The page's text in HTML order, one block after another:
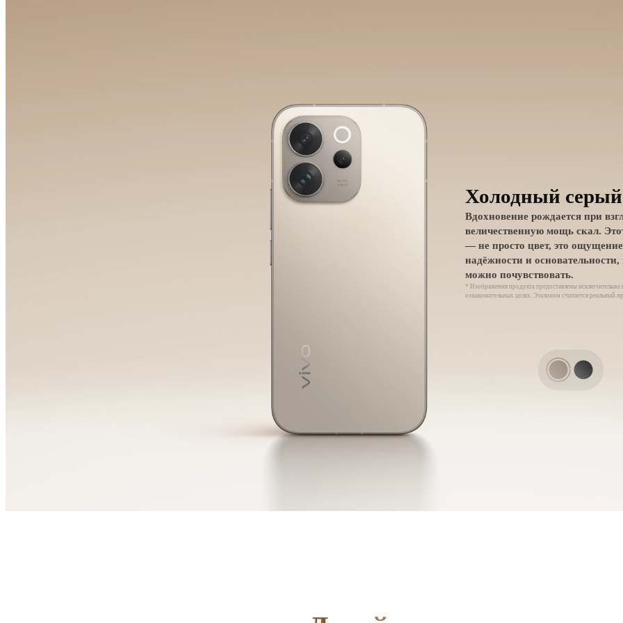
Холодный серый
Вдохновение рождается при
величественную мощь скал.
— не просто цвет, это ощущение
надёжности и основательности,
можно почувствовать.
* Изображения продукта предоставлены исключительно
ознакомительных целях. Эталоном считается реальный
Элегантный
Чистый чёрный цвет излучает
изысканность — классическую
актуальную.